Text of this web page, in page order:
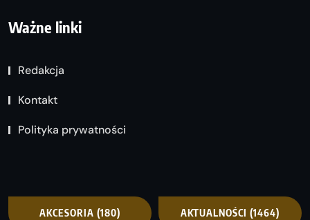
Ważne linki
Redakcja
Kontakt
Polityka prywatności
AKCESORIA (180) AKTUALNOŚCI (1464)